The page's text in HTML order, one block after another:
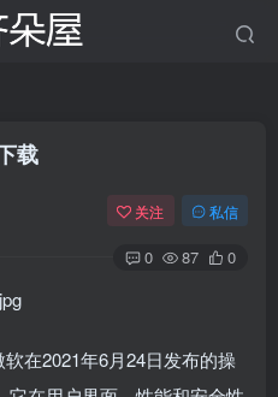
载
关注 私信
0 87 0
在2021年6月24日发布的操